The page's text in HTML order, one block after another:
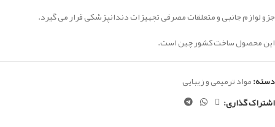
جزو لوازم جانبی و متعلقات مصرفی تجهیزات دندانپزشکی قرار می گیرد.
این محصول ساخت کشور چین است.
دسته:مواد ترمیمی و زیبایی
اشتراک گذاری: